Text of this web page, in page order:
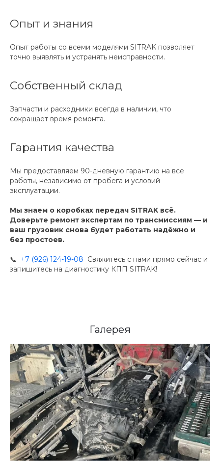
Опыт и знания
Опыт работы со всеми моделями SITRAK позволяет
точно выявлять и устранять неисправности.
Собственный склад
Запчасти и расходники всегда в наличии, что
сокращает время ремонта.
Гарантия качества
Мы предоставляем 90-дневную гарантию на все
работы, независимо от пробега и условий
эксплуатации.
Мы знаем о коробках передач SITRAK всё.
Доверьте ремонт экспертам по трансмиссиям — и
ваш грузовик снова будет работать надёжно и
без простоев.
📞 +7 (926) 124-19-08 Свяжитесь с нами прямо сейчас и
запишитесь на диагностику КПП SITRAK!
Галерея